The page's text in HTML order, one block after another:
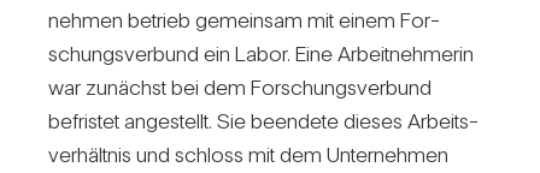
nehmen betrieb gemeinsam mit einem For­
schungs­ver­bund ein Labor. Eine Arbeit­neh­merin
war zunächst bei dem For­schungs­ver­bund
befristet ange­stellt. Sie been­dete dieses Arbeits­
ver­hältnis und schloss mit dem Unter­nehmen